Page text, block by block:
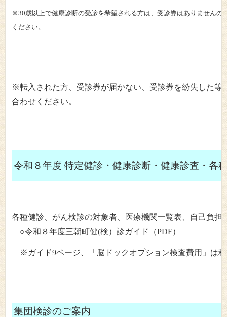
※30歳以上で健康診断の受診を希望される方は、受診券はありません
くださ い。
※転入された方、受診券が届かない、受診券を紛失した等
合わせください。
令和８年度 特定健診・健康診断・健康診査・各
各種健診、がん検診の対象者、医療機関一覧表、自己負担
○令和８年度三朝町健(検）診ガイド（PDF）
※ガイド9ページ、「脳ドックオプション検査費用」は
集団検診のご案内